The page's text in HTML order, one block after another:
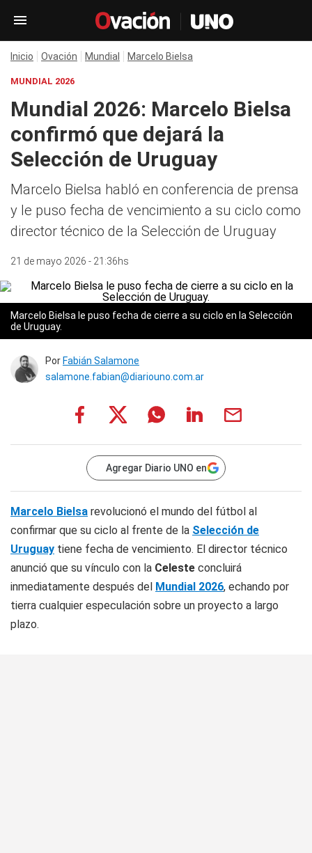
Inicio Ovación Mundial Marcelo Bielsa
MUNDIAL 2026
Mundial 2026: Marcelo Bielsa
confirmó que dejará la
Selección de Uruguay
Marcelo Bielsa habló en conferencia de prensa
y le puso fecha de vencimiento a su ciclo como
director técnico de la Selección de Uruguay
21 de mayo 2026 - 21:36hs
Marcelo Bielsa le puso fecha de cierre a su ciclo en la Selección
de Uruguay.
Por Fabián Salamone
salamone.fabian@diariouno.com.ar
Agregar Diario UNO en
Marcelo Bielsa revolucionó el mundo del fútbol al
confirmar que su ciclo al frente de la Selección de
Uruguay tiene fecha de vencimiento. El director técnico
anunció que su vínculo con la Celeste concluirá
inmediatamente después del Mundial 2026, echando por
tierra cualquier especulación sobre un proyecto a largo
plazo.